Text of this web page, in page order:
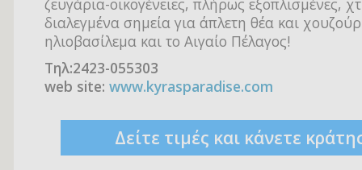
ζευγάρια-οικογένειες, πλήρως εξοπλισμένες,
διαλεγμένα σημεία για άπλετη θέα και
ηλιοβασίλεμα και το Αιγαίο Πέλαγος!
Τηλ:2423-055303
web site: www.kyrasparadise.com
Δείτε τιμές και κάνετε